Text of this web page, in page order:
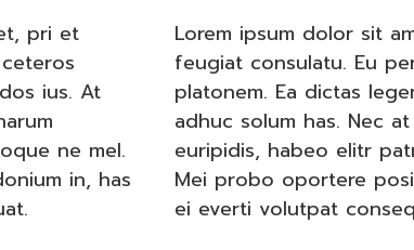
pri et
ius. At
ne mel.
in, has
Lorem ipsum dolor sit
feugiat consulatu. Eu
platonem. Ea dictas
adhuc solum has. Nec
euripidis, habeo elitr
Mei probo oportere
ei everti volutpat